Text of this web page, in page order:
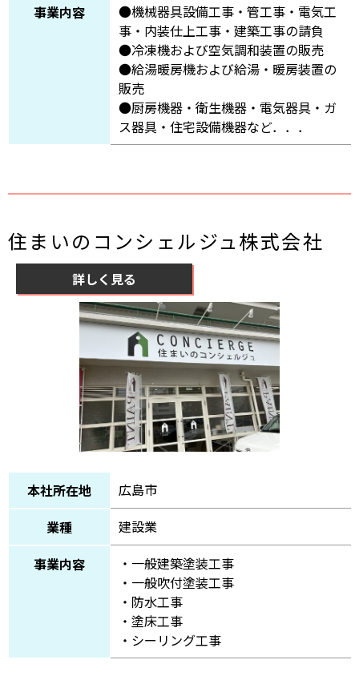
事業内容
●機械器具設備工事・管工事・電気工
事・内装仕上工事・建築工事の請負
●冷凍機および空気調和装置の販売
●給湯暖房機および給湯・暖房装置の
販売
●厨房機器・衛生機器・電気器具・ガ
ス器具・住宅設備機器など．．．
住まいのコンシェルジュ株式会社
詳しく見る
本社所在地
広島市
業種
建設業
事業内容
・一般建築塗装工事
・一般吹付塗装工事
・防水工事
・塗床工事
・シーリング工事